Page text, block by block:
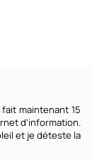
maintenant 15
d'information.
et je déteste la